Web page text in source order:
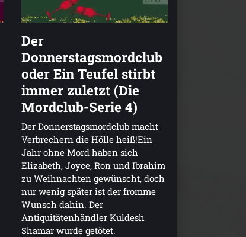
Der
Donnerstagsmordclub
oder Ein Teufel stirbt
immer zuletzt (Die
Mordclub-Serie 4)
Der Donnerstagsmordclub macht
Verbrechern die Hölle heiß!Ein
Jahr ohne Mord haben sich
Elizabeth, Joyce, Ron und Ibrahim
zu Weihnachten gewünscht, doch
nur wenig später ist der fromme
Wunsch dahin. Der
Antiquitätenhändler Kuldesh
Shamar wurde getötet.